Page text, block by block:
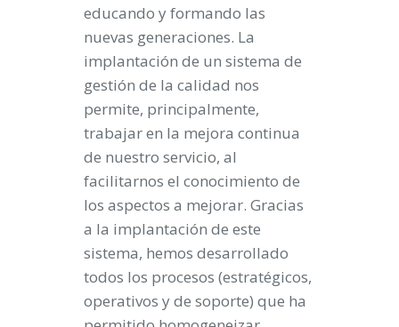
educando y formando las
nuevas generaciones. La
implantación de un sistema de
gestión de la calidad nos
permite, principalmente,
trabajar en la mejora continua
de nuestro servicio, al
facilitarnos el conocimiento de
los aspectos a mejorar. Gracias
a la implantación de este
sistema, hemos desarrollado
todos los procesos (estratégicos,
operativos y de soporte) que ha